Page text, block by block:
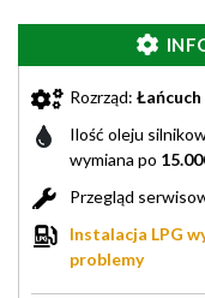
Rozrząd: Łańcuch
Ilość oleju
wymiana po
Przegląd
Instalacja LPG
problemy